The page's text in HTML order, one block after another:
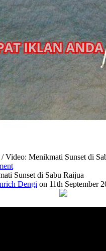
/Video: Menikmati Sunset di
Sunset di Sabu Raijua
Dengi on 11th September